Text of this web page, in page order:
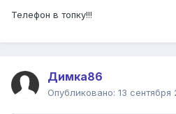
Телефон в топку!!!
Димка86
Опубликовано: 13 сентября